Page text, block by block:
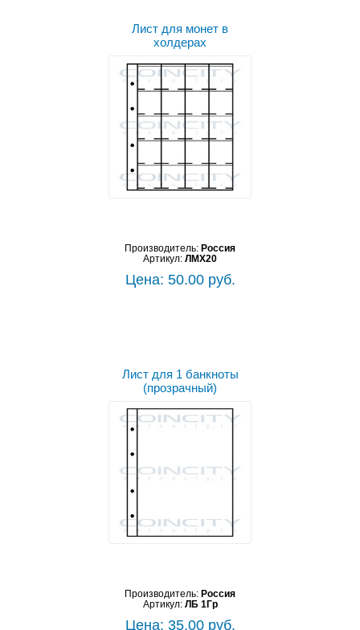
Лист для монет в
холдерах
Производитель: Россия
Артикул: ЛМХ20
Цена: 50.00 руб.
Лист для 1 банкноты
(прозрачный)
Производитель: Россия
Артикул: ЛБ 1Гр
Цена: 35.00 руб.